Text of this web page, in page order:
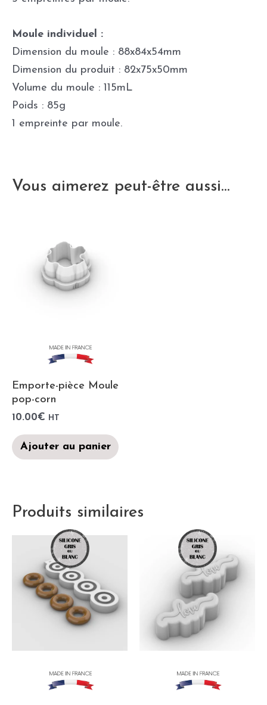
Moule individuel :
Dimension du moule : 88x84x54mm
Dimension du produit : 82x75x50mm
Volume du moule : 115mL
Poids : 85g
1 empreinte par moule.
Vous aimerez peut-être aussi…
Emporte-pièce Moule
pop-corn
10.00€ HT
Ajouter au panier
Produits similaires